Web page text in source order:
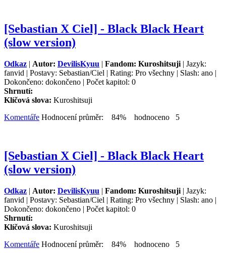
[Sebastian X Ciel] - Black Black Heart
(slow version)
Odkaz | Autor: DevilisKyuu | Fandom: Kuroshitsuji | Jazyk:
fanvid | Postavy: Sebastian/Ciel | Rating: Pro všechny | Slash: ano |
Dokončeno: dokončeno | Počet kapitol: 0
Shrnutí:
Klíčová slova: Kuroshitsuji
Komentáře Hodnocení průměr: 84% hodnoceno 5
[Sebastian X Ciel] - Black Black Heart
(slow version)
Odkaz | Autor: DevilisKyuu | Fandom: Kuroshitsuji | Jazyk:
fanvid | Postavy: Sebastian/Ciel | Rating: Pro všechny | Slash: ano |
Dokončeno: dokončeno | Počet kapitol: 0
Shrnutí:
Klíčová slova: Kuroshitsuji
Komentáře Hodnocení průměr: 84% hodnoceno 5